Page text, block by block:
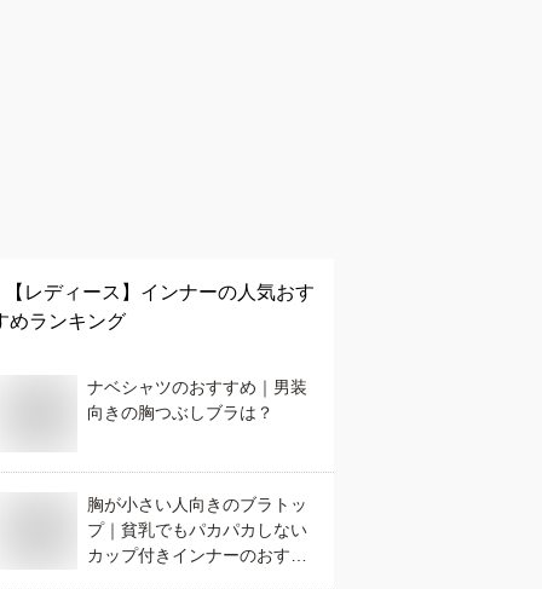
【レディース】 インナーの人気おす
めランキング
ナベシャツのおすすめ｜男装
向きの胸つぶしブラは？
胸が小さい人向きのブラトッ
プ｜貧乳でもパカパカしない
カップ付きインナーのおすす